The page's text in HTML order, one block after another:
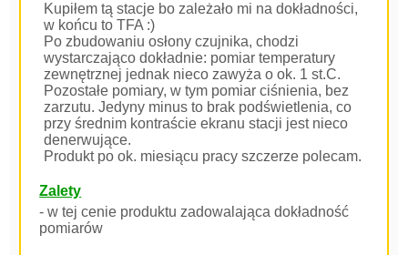
Kupiłem tą stacje bo zależało mi na dokładności,
w końcu to TFA :)
Po zbudowaniu osłony czujnika, chodzi
wystarczająco dokładnie: pomiar temperatury
zewnętrznej jednak nieco zawyża o ok. 1 st.C.
Pozostałe pomiary, w tym pomiar ciśnienia, bez
zarzutu. Jedyny minus to brak podświetlenia, co
przy średnim kontraście ekranu stacji jest nieco
denerwujące.
Produkt po ok. miesiącu pracy szczerze polecam.
Zalety
- w tej cenie produktu zadowalająca dokładność
pomiarów